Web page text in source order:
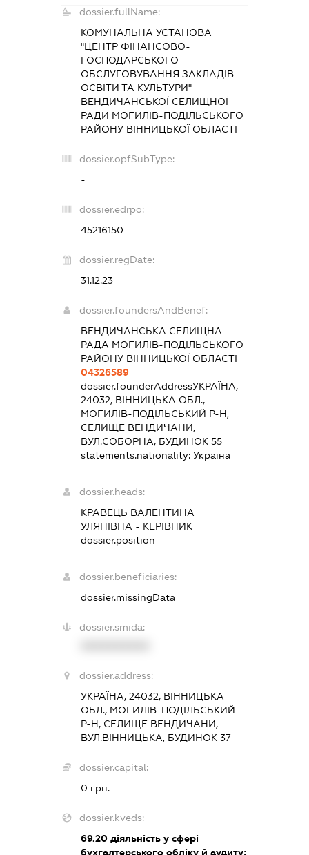
dossier.fullName:
КОМУНАЛЬНА УСТАНОВА
"ЦЕНТР ФІНАНСОВО-
ГОСПОДАРСЬКОГО
ОБСЛУГОВУВАННЯ ЗАКЛАДІВ
ОСВІТИ ТА КУЛЬТУРИ"
ВЕНДИЧАНСЬКОЇ СЕЛИЩНОЇ
РАДИ МОГИЛІВ-ПОДІЛЬСЬКОГО
РАЙОНУ ВІННИЦЬКОЇ ОБЛАСТІ
dossier.opfSubType:
-
dossier.edrpo:
45216150
dossier.regDate:
31.12.23
dossier.foundersAndBenef:
ВЕНДИЧАНСЬКА СЕЛИЩНА
РАДА МОГИЛІВ-ПОДІЛЬСЬКОГО
РАЙОНУ ВІННИЦЬКОЇ ОБЛАСТІ
04326589
dossier.founderAddressУКРАЇНА,
24032, ВІННИЦЬКА ОБЛ.,
МОГИЛІВ-ПОДІЛЬСЬКИЙ Р-Н,
СЕЛИЩЕ ВЕНДИЧАНИ,
ВУЛ.СОБОРНА, БУДИНОК 55
statements.nationality:Україна
dossier.heads:
КРАВЕЦЬ ВАЛЕНТИНА
УЛЯНІВНА - КЕРІВНИК
dossier.position -
dossier.beneficiaries:
dossier.missingData
dossier.smida:
dossier.address:
УКРАЇНА, 24032, ВІННИЦЬКА
ОБЛ., МОГИЛІВ-ПОДІЛЬСЬКИЙ
Р-Н, СЕЛИЩЕ ВЕНДИЧАНИ,
ВУЛ.ВІННИЦЬКА, БУДИНОК 37
dossier.capital:
0 грн.
dossier.kveds:
69.20 діяльність у сфері
бухгалтерського обліку й аудиту;